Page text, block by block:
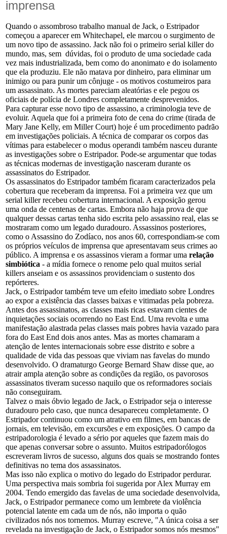
imprensa
Quando o assombroso trabalho manual de Jack, o Estripador
começou a aparecer em Whitechapel, ele marcou o surgimento de
um novo tipo de assassino. Jack não foi o primeiro serial killer do
mundo, mas, sem dúvidas, foi o produto de uma sociedade cada
vez mais industrializada, bem como do anonimato e do isolamento
que ela produziu. Ele não matava por dinheiro, para eliminar um
inimigo ou para punir um cônjuge - os motivos costumeiros para
um assassinato. As mortes pareciam aleatórias e ele pegou os
oficiais de polícia de Londres completamente desprevenidos.
Para capturar esse novo tipo de assassino, a criminologia teve de
evoluir. Aquela que foi a primeira foto de cena do crime (tirada de
Mary Jane Kelly, em Miller Court) hoje é um procedimento padrão
em investigações policiais. A técnica de comparar os corpos das
vítimas para estabelecer o modus operandi também nasceu durante
as investigações sobre o Estripador. Pode-se argumentar que todas
as técnicas modernas de investigação nasceram durante os
assassinatos do Estripador.
Os assassinatos do Estripador também ficaram caracterizados pela
cobertura que receberam da imprensa. Foi a primeira vez que um
serial killer recebeu cobertura internacional. A exposição gerou
uma onda de centenas de cartas. Embora não haja prova de que
qualquer dessas cartas tenha sido escrita pelo assassino real, elas se
mostraram como um legado duradouro. Assassinos posteriores,
como o Assassino do Zodíaco, nos anos 60, correspondiam-se com
os próprios veículos de imprensa que apresentavam seus crimes ao
público. A imprensa e os assassinos vieram a formar uma relação
simbiótica - a mídia fornece o renome pelo qual muitos serial
killers anseiam e os assassinos providenciam o sustento dos
repórteres.
Jack, o Estripador também teve um efeito imediato sobre Londres
ao expor a existência das classes baixas e vitimadas pela pobreza.
Antes dos assassinatos, as classes mais ricas estavam cientes de
inquietações sociais ocorrendo no East End. Uma revolta e uma
manifestação alastrada pelas classes mais pobres havia vazado para
fora do East End dois anos antes. Mas as mortes chamaram a
atenção de lentes internacionais sobre esse distrito e sobre a
qualidade de vida das pessoas que viviam nas favelas do mundo
desenvolvido. O dramaturgo George Bernard Shaw disse que, ao
atrair ampla atenção sobre as condições da região, os pavorosos
assassinatos tiveram sucesso naquilo que os reformadores sociais
não conseguiram.
Talvez o mais óbvio legado de Jack, o Estripador seja o interesse
duradouro pelo caso, que nunca desapareceu completamente. O
Estripador continuou como um atrativo em filmes, em bancas de
jornais, em televisão, em excursões e em exposições. O campo da
estripadorologia é levado a sério por aqueles que fazem mais do
que apenas conversar sobre o assunto. Muitos estripadorólogos
escreveram livros de sucesso, alguns dos quais se mostrando fontes
definitivas no tema dos assassinatos.
Mas isso não explica o motivo do legado do Estripador perdurar.
Uma perspectiva mais sombria foi sugerida por Alex Murray em
2004. Tendo emergido das favelas de uma sociedade desenvolvida,
Jack, o Estripador permanece como um lembrete da violência
potencial latente em cada um de nós, não importa o quão
civilizados nós nos tornemos. Murray escreve, "A única coisa a ser
revelada na investigação de Jack, o Estripador somos nós mesmos"